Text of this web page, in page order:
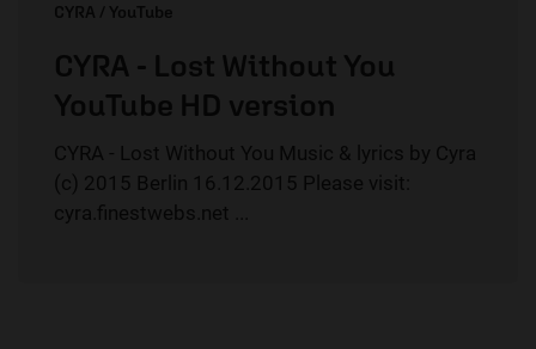
CYRA / YouTube
CYRA - Lost Without You
YouTube HD version
CYRA - Lost Without You Music & lyrics by Cyra
(c) 2015 Berlin 16.12.2015 Please visit:
cyra.finestwebs.net ...